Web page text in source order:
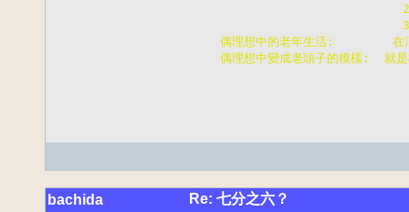
2.
3.
偶理想中的老年生活:        在
偶理想中變成老頭子的模樣:  就
bachida Re: 七分之六？